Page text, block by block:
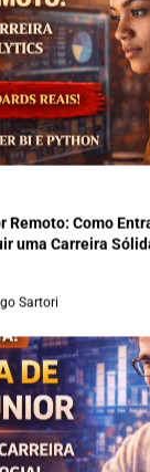
Remoto: Como
uma Carreira
Sartori